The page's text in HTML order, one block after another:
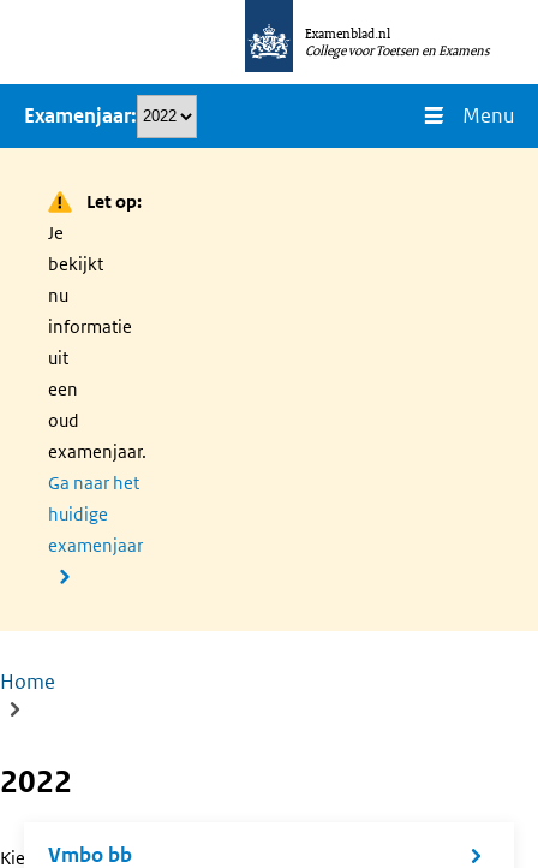
naar
inhoud
Examenblad.nl
College voor Toetsen en Examens
Examenjaar Menu
Let op:
Je
bekijkt
nu
informatie
uit
een
oud
examenjaar.
Ga naar het
huidige
examenjaar
Kruimelpad
Home
2022
Kies
Vmbo bb